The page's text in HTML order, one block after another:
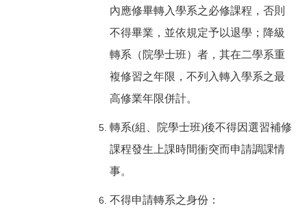
內應修畢轉入學系之必修課程，否則
不得畢業，並依規定予以退學；降級
轉系（院學士班）者，其在二學系重
複修習之年限，不列入轉入學系之最
高修業年限併計。
轉系(組、院學士班)後不得因選習補修
課程發生上課時間衝突而申請調課情
事。
不得申請轉系之身份：